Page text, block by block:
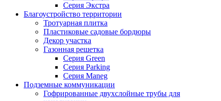
Серия Экстра
Благоустройство территории
Тротуарная плитка
Пластиковые садовые бордюры
Декор участка
Газонная решетка
Серия Green
Серия Parking
Серия Maneg
Подземные коммуникации
Гофрированные двухслойные трубы для